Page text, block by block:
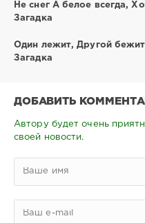
Не снег А белое всегда,
Загадка
Один лежит, Другой
Загадка
ДОБАВИТЬ
Автору будет очень
своей новости.